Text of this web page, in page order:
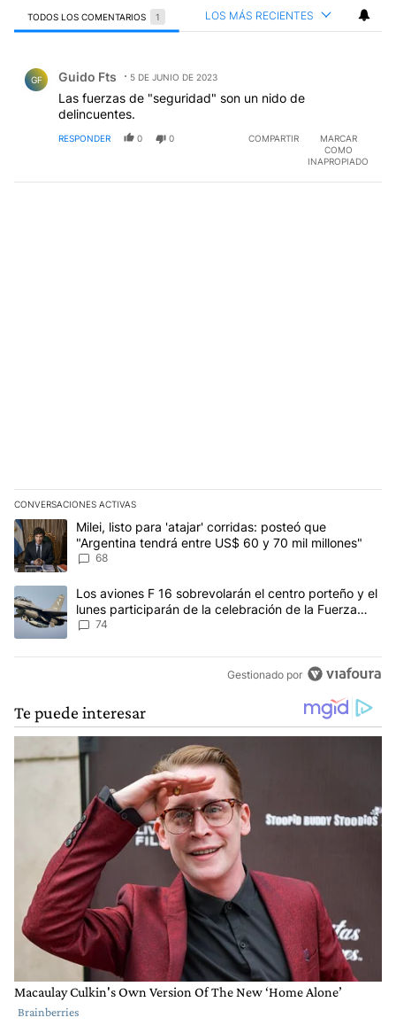
TODOS LOS COMENTARIOS 1 LOS MÁS RECIENTES
GF Guido Fts 5 DE JUNIO DE 2023
Las fuerzas de "seguridad" son un nido de
delincuentes.
RESPONDER 0 0 COMPARTIR
MARCAR
COMO
INAPROPIADO
CONVERSACIONES ACTIVAS
Este listado muestra los artículos con más comentarios en los
Un artículo de tendencia con el título "Milei, listo para 'atajar'
Milei, listo para 'atajar' corridas: posteó que
"Argentina tendrá entre US$ 60 y 70 mil millones"
68
Un artículo de tendencia con el título "Los aviones F 16
Los aviones F 16 sobrevolarán el centro porteño y el
lunes participarán de la celebración de la Fuerza
Aérea
74
Gestionado por